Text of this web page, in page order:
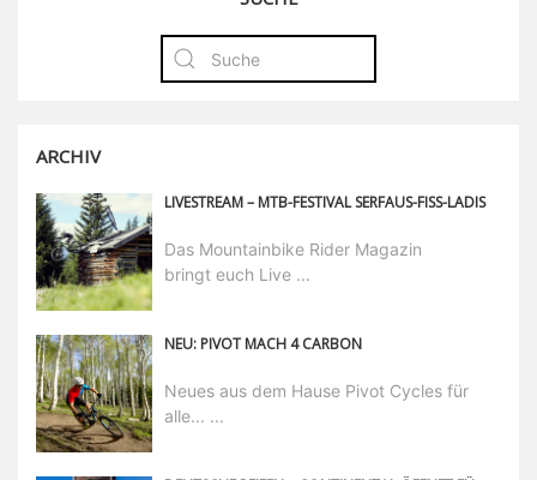
ARCHIV
LIVESTREAM – MTB-FESTIVAL SERFAUS-FISS-LADIS
Das Mountainbike Rider Magazin
bringt euch Live ...
NEU: PIVOT MACH 4 CARBON
Neues aus dem Hause Pivot Cycles für
alle... ...